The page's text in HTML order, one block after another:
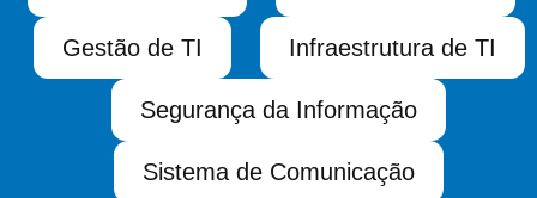
Gestão de TI Infraestrutura de TI
Segurança da Informação
Sistema de Comunicação